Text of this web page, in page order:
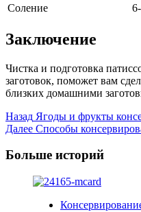
Соление
Заключение
Чистка и подготовка
заготовок, поможет вам
близких домашними
Post
Navigation
Назад Ягоды и фрукты
Далее Способы
Больше историй